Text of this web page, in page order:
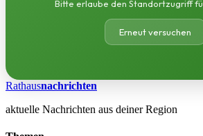
Bitte erlaube den Standortzugriff
Erneut versuchen
Rathausnachrichten
aktuelle Nachrichten aus deiner Region